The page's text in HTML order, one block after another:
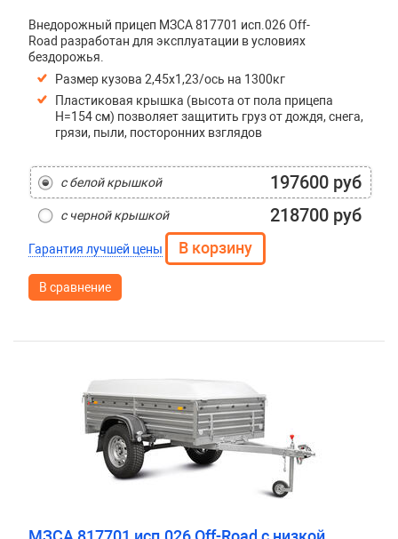
Внедорожный прицеп МЗСА 817701 исп.026 Off-
Road разработан для эксплуатации в условиях
бездорожья.
Размер кузова 2,45х1,23/ось на 1300кг
Пластиковая крышка (высота от пола прицепа
H=154 см) позволяет защитить груз от дождя, снега,
грязи, пыли, посторонних взглядов
с белой крышкой 197600 руб
с черной крышкой 218700 руб
Гарантия лучшей цены
В сравнение